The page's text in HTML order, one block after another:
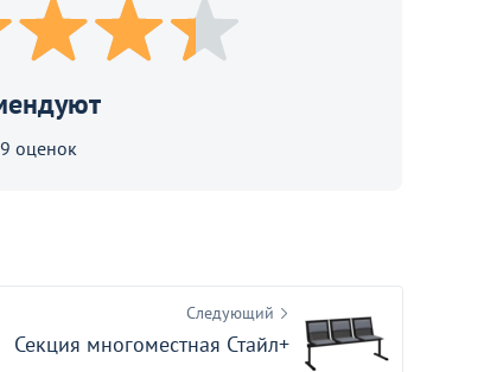
оценок
Следующий
Секция многоместная Стайл+
Продолжить покупки